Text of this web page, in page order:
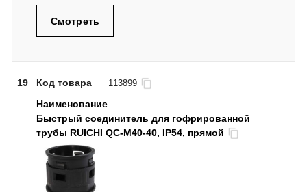
Смотреть
19 Код товара 113899
Быстрый соединитель для гофрированной
трубы RUICHI QC-M40-40, IP54, прямой